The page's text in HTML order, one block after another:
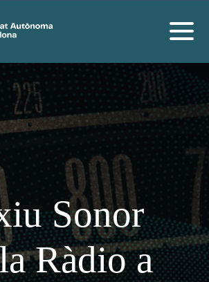
Sonor
Ràdio a